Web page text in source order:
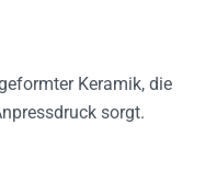
Keramik, die
sorgt.